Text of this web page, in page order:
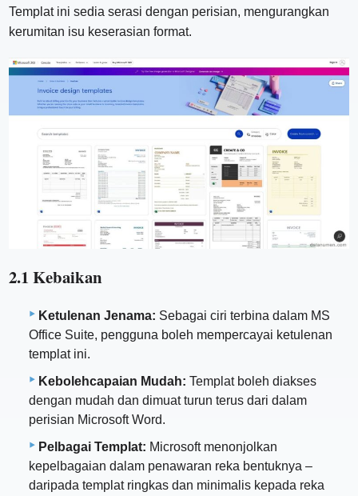
Templat ini sedia serasi dengan perisian, mengurangkan
kerumitan isu keserasian format.
2.1 Kebaikan
Ketulenan Jenama: Sebagai ciri terbina dalam MS
Office Suite, pengguna boleh mempercayai ketulenan
templat ini.
Kebolehcapaian Mudah: Templat boleh diakses
dengan mudah dan dimuat turun terus dari dalam
perisian Microsoft Word.
Pelbagai Templat: Microsoft menonjolkan
kepelbagaian dalam penawaran reka bentuknya –
daripada templat ringkas dan minimalis kepada reka